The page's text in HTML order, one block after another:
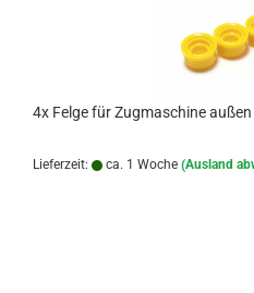
4x Felge für Zugmaschine außen
Lieferzeit: ca. 1 Woche (Ausland